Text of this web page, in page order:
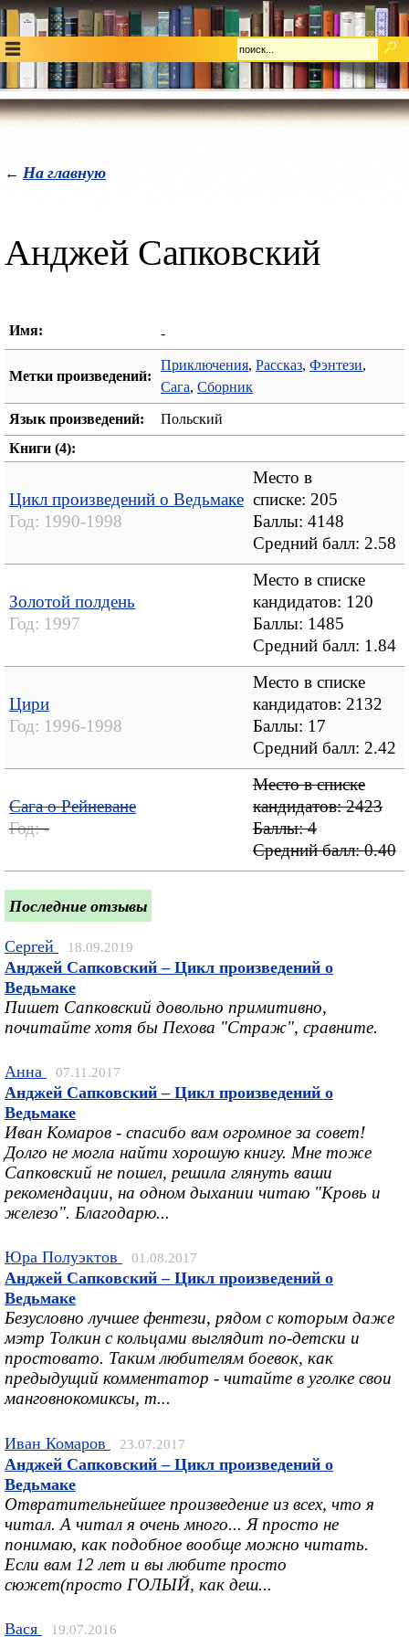
← На главную
Анджей Сапковский
Имя: -
Метки произведений:
Приключения, Рассказ, Фэнтези,
Сага, Сборник
Язык произведений:
Польский
Книги (4):
Цикл произведений о Ведьмаке
Год: 1990-1998
Место в
списке: 205
Баллы: 4148
Средний балл: 2.58
Золотой полдень
Год: 1997
Место в списке
кандидатов: 120
Баллы: 1485
Средний балл: 1.84
Цири
Год: 1996-1998
Место в списке
кандидатов: 2132
Баллы: 17
Средний балл: 2.42
Сага о Рейневане
Год:-
Место в списке
кандидатов: 2423
Баллы: 4
Средний балл:0.40
Последние отзывы
Сергей 18.09.2019
Анджей Сапковский – Цикл произведений о
Ведьмаке
Пишет Сапковский довольно примитивно,
почитайте хотя бы Пехова "Страж", сравните.
Анна 07.11.2017
Анджей Сапковский – Цикл произведений о
Ведьмаке
Иван Комаров - спасибо вам огромное за совет!
Долго не могла найти хорошую книгу. Мне тоже
Сапковский не пошел, решила глянуть ваши
рекомендации, на одном дыхании читаю "Кровь и
железо". Благодарю...
Юра Полуэктов 01.08.2017
Анджей Сапковский – Цикл произведений о
Ведьмаке
Безусловно лучшее фентези, рядом с которым даже
мэтр Толкин с кольцами выглядит по-детски и
простовато. Таким любителям боевок, как
предыдущий комментатор - читайте в уголке свои
манговнокомиксы, т...
Иван Комаров 23.07.2017
Анджей Сапковский – Цикл произведений о
Ведьмаке
Отвратительнейшее произведение из всех, что я
читал. А читал я очень много... Я просто не
понимаю, как подобное вообще можно читать.
Если вам 12 лет и вы любите просто
сюжет(просто ГОЛЫЙ, как деш...
Вася 19.07.2016